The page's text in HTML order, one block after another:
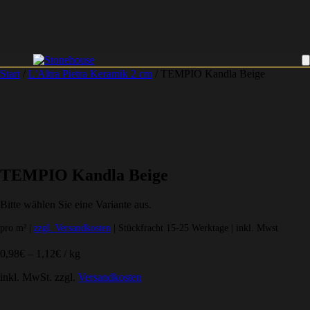
Start L'Altra Pietra Keramik 2 cm / TEMPIO Kandla Beige
TEMPIO Kandla Beige
Bitte wählen Sie eine Variante aus.
pro m² | zzgl. Versandkosten | Stückfracht 15-25 Werktage | inkl. Mwst
0,98€ 1,12€
kg
inkl. MwSt.
zzgl. Versandkosten